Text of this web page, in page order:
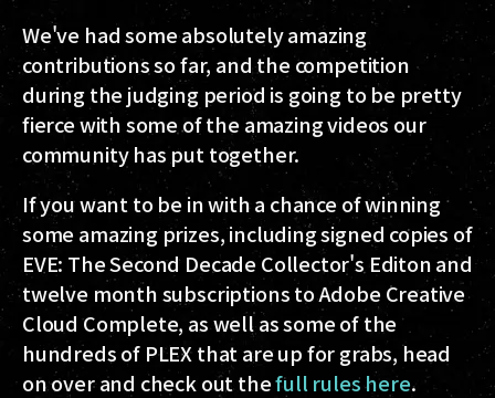
We've had some absolutely amazing
contributions so far, and the competition
during the judging period is going to be pretty
fierce with some of the amazing videos our
community has put together.
If you want to be in with a chance of winning
some amazing prizes, including signed copies of
EVE: The Second Decade Collector's Editon and
twelve month subscriptions to Adobe Creative
Cloud Complete, as well as some of the
hundreds of PLEX that are up for grabs, head
on over and check out thefull rules here.